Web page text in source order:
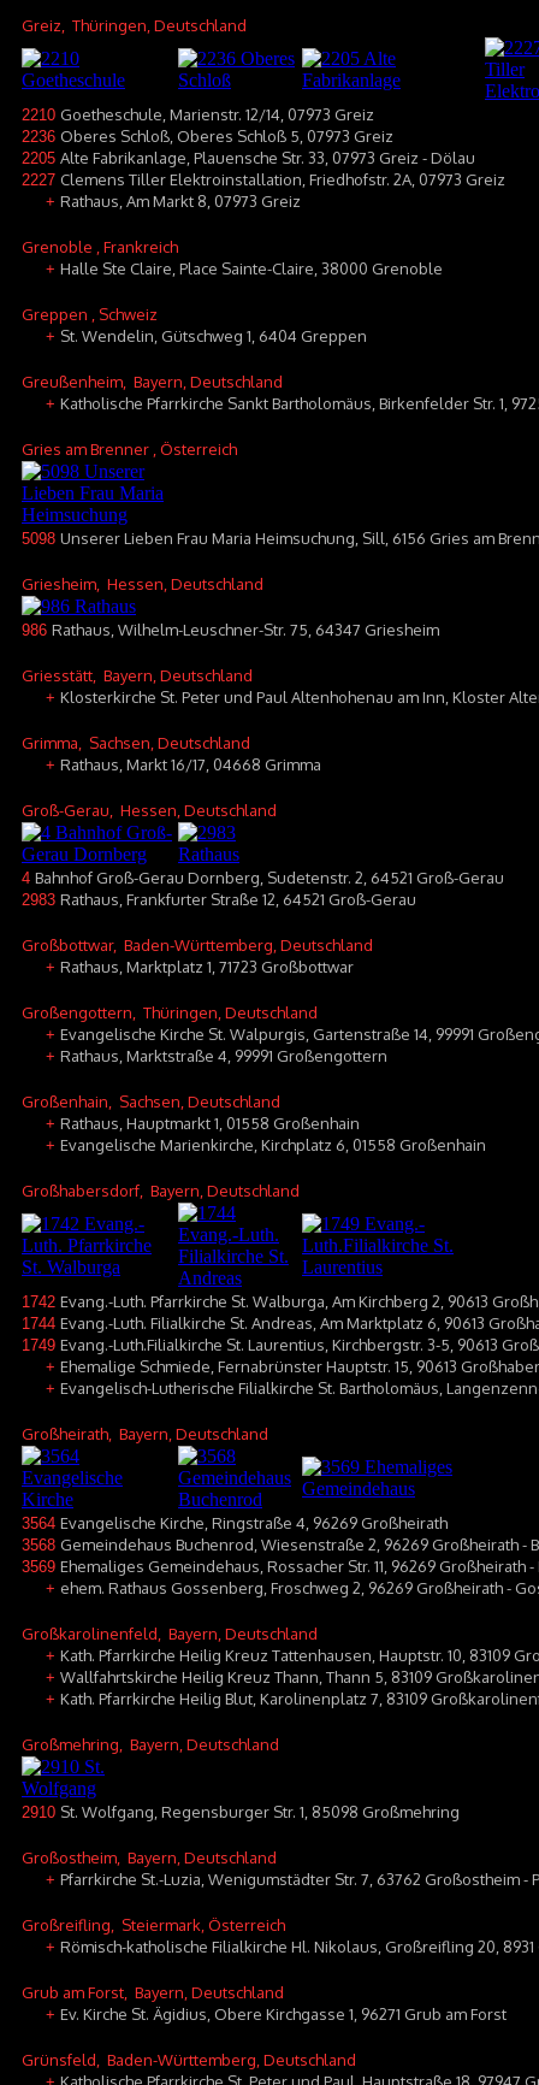
Greiz , Thüringen, Deutschland
2210 Goetheschule, Marienstr. 12/14, 07973 Greiz
2236 Oberes Schloß, Oberes Schloß 5, 07973 Greiz
2205 Alte Fabrikanlage, Plauensche Str. 33, 07973 Greiz - Dölau
2227 Clemens Tiller Elektroinstallation, Friedhofstr. 2A, 07973 Greiz
+ Rathaus, Am Markt 8, 07973 Greiz
Grenoble , Frankreich
+ Halle Ste Claire, Place Sainte-Claire, 38000 Grenoble
Greppen , Schweiz
+ St. Wendelin, Gütschweg 1, 6404 Greppen
Greußenheim , Bayern, Deutschland
+ Katholische Pfarrkirche Sankt Bartholomäus, Birkenfelder Str. 1,
Gries am Brenner , Österreich
5098 Unserer Lieben Frau Maria Heimsuchung, Sill, 6156 Gries am
Griesheim , Hessen, Deutschland
986 Rathaus, Wilhelm-Leuschner-Str. 75, 64347 Griesheim
Griesstätt , Bayern, Deutschland
+ Klosterkirche St. Peter und Paul Altenhohenau am Inn, Kloster
Grimma , Sachsen, Deutschland
+ Rathaus, Markt 16/17, 04668 Grimma
Groß-Gerau , Hessen, Deutschland
4 Bahnhof Groß-Gerau Dornberg, Sudetenstr. 2, 64521 Groß-Gerau
2983 Rathaus, Frankfurter Straße 12, 64521 Groß-Gerau
Großbottwar, Baden-Württemberg, Deutschland
+ Rathaus, Marktplatz 1, 71723 Großbottwar
Großengottern , Thüringen, Deutschland
+ Evangelische Kirche St. Walpurgis, Gartenstraße 14, 99991
+ Rathaus, Marktstraße 4, 99991 Großengottern
Großenhain , Sachsen, Deutschland
+ Rathaus, Hauptmarkt 1, 01558 Großenhain
+ Evangelische Marienkirche, Kirchplatz 6, 01558 Großenhain
Großhabersdorf , Bayern, Deutschland
1742 Evang.-Luth. Pfarrkirche St. Walburga, Am Kirchberg 2, 90613
1744 Evang.-Luth. Filialkirche St. Andreas, Am Marktplatz 6, 90613
1749 Evang.-Luth.Filialkirche St. Laurentius, Kirchbergstr. 3-5, 90613
+ Ehemalige Schmiede, Fernabrünster Hauptstr. 15, 90613
+ Evangelisch-Lutherische Filialkirche St. Bartholomäus,
Großheirath , Bayern, Deutschland
3564 Evangelische Kirche, Ringstraße 4, 96269 Großheirath
3568 Gemeindehaus Buchenrod, Wiesenstraße 2, 96269 Großheirath -
3569 Ehemaliges Gemeindehaus, Rossacher Str. 11, 96269 Großheirath
+ ehem. Rathaus Gossenberg, Froschweg 2, 96269 Großheirath -
Großkarolinenfeld , Bayern, Deutschland
+ Kath. Pfarrkirche Heilig Kreuz Tattenhausen, Hauptstr. 10, 83109
+ Wallfahrtskirche Heilig Kreuz Thann, Thann 5, 83109
+ Kath. Pfarrkirche Heilig Blut, Karolinenplatz 7, 83109
Großmehring , Bayern, Deutschland
2910 St. Wolfgang, Regensburger Str. 1, 85098 Großmehring
Großostheim , Bayern, Deutschland
+ Pfarrkirche St.-Luzia, Wenigumstädter Str. 7, 63762 Großostheim -
Großreifling , Steiermark, Österreich
+ Römisch-katholische Filialkirche Hl. Nikolaus, Großreifling 20,
Grub am Forst , Bayern, Deutschland
+ Ev. Kirche St. Ägidius, Obere Kirchgasse 1, 96271 Grub am Forst
Grünsfeld , Baden-Württemberg, Deutschland